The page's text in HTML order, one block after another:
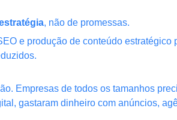
, não de promessas.
e produção de conteúdo
Empresas de todos os tamanhos
gastaram dinheiro com anúncios,